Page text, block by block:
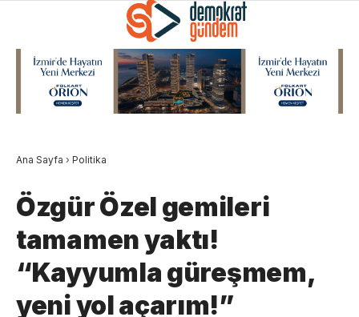
Ana Sayfa › Politika
Özgür Özel gemileri
tamamen yaktı!
“Kayyumla güreşmem,
yeni yol açarım!”